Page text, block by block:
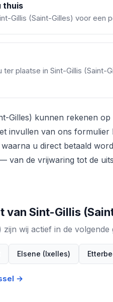
thuis
Gillis (Saint-Gilles) voor een
ter plaatse in Sint-Gillis
Gilles) kunnen rekenen
invullen van ons formulier
u direct betaald
van de vrijwaring tot de
van Sint-Gillis
zijn wij actief in de
Elsene (Ixelles)
→